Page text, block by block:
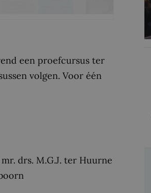
een proefcursus ter
volgen. Voor één
drs. M.G.J. ter Huurne